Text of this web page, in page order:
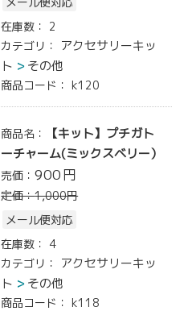
在庫数： 2
カテゴリ：
アクセサリーキッ
ト
その他
商品コード： k120
商品名：
【キット】プチガト
ーチャーム(ミックスベリー）
売価：900円
定価：1,000円
メール便対応
在庫数： 4
カテゴリ：
アクセサリーキッ
ト
その他
商品コード： k118